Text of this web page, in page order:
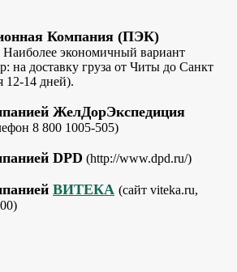
Компания (ПЭК)
экономичный вариант
на доставку груза от Читы до Санкт
12-14 дней).
ЖелДорЭкспедиция
8 800 1005-505)
DPD (http://www.dpd.ru/)
ВИТЕКА (сайт viteka.ru,